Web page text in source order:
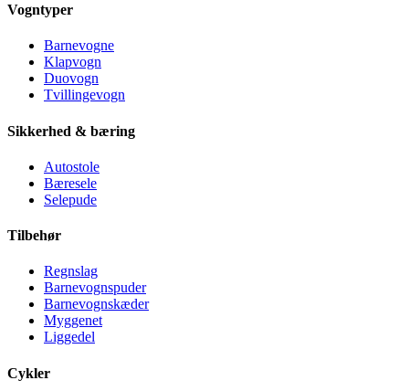
Vogntyper
Barnevogne
Klapvogn
Duovogn
Tvillingevogn
Sikkerhed & bæring
Autostole
Bæresele
Selepude
Tilbehør
Regnslag
Barnevognspuder
Barnevognskæder
Myggenet
Liggedel
Cykler